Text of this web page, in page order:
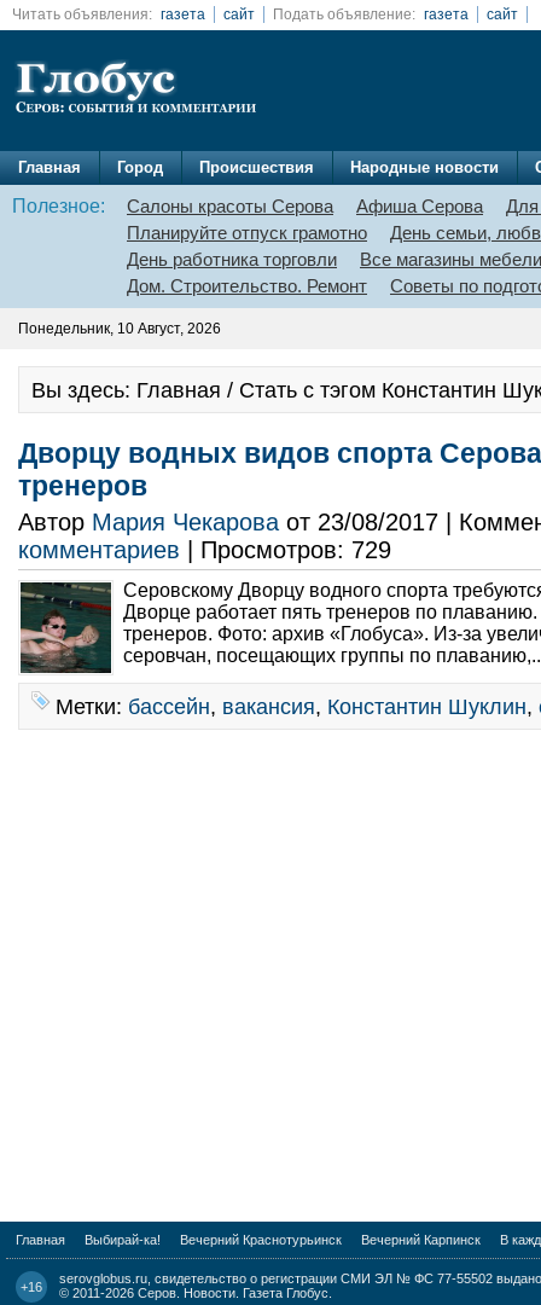
Читать объявления: газета сайт Подать объявление: газета сайт
Главная Город Происшествия Народные новости
Полезное: Салоны красоты Серова Афиша Серова
Для
Планируйте отпуск грамотно
День семьи,
День работника торговли
Все магазины мебели
Дом. Строительство. Ремонт
Советы по
Понедельник, 10 Август, 2026
Вы здесь: Главная / Стать с тэгом Константин
Дворцу водных видов спорта Серова
тренеров
Автор Мария Чекарова от 23/08/2017 |
комментариев | Просмотров: 729
Серовскому Дворцу водного спорта
Дворце работает пять тренеров по
тренеров. Фото: архив «Глобуса». Из-за
серовчан, посещающих группы по
Метки: бассейн, вакансия, Константин Шуклин,
Главная Выбирай-ка! Вечерний Краснотурьинск Вечерний Карпинск В
+16
serovglobus.ru, свидетельство о регистрации СМИ ЭЛ № ФС 77-55502
© 2011-2026 Серов. Новости. Газета Глобус